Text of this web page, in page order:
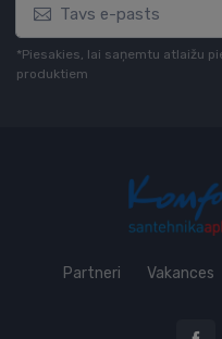
*Piesakies, lai saņemtu atlaižu
produktiem
Partneri Vakances